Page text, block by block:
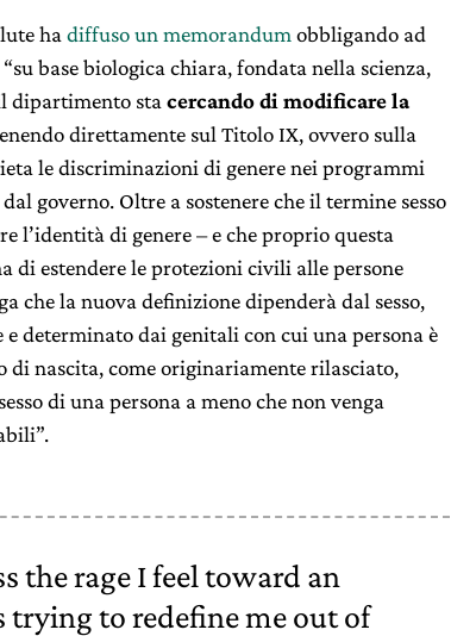
ha diffuso un memorandum obbligando ad
base biologica chiara, fondata nella scienza,
dipartimento sta cercando di modificare la
direttamente sul Titolo IX, ovvero sulla
le discriminazioni di genere nei programmi
governo. Oltre a sostenere che il termine sesso
l’identità di genere – e che proprio questa
di estendere le protezioni civili alle persone
che la nuova definizione dipenderà dal sesso,
determinato dai genitali con cui una persona è
di nascita, come originariamente rilasciato,
di una persona a meno che non venga
the rage I feel toward an
to redefine me out of